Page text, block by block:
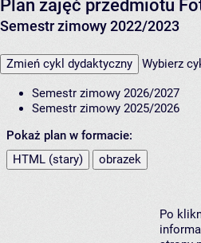
Plan zajęć przedmiotu
Semestr zimowy 2022/2023
Zmień cykl dydaktyczny Wybierz
Semestr zimowy 2026/2027
Semestr zimowy 2025/2026
Pokaż plan w formacie:
HTML (stary)
obrazek
Po